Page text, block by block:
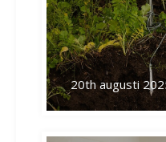
20th augusti